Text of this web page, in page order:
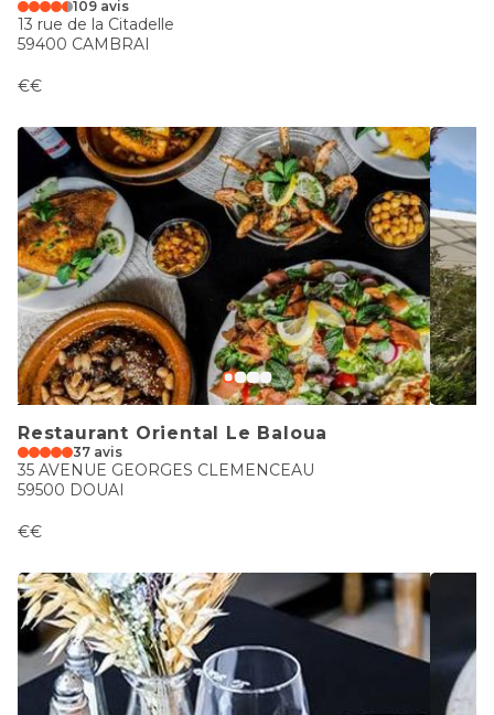
109 avis
13 rue de la Citadelle
59400 CAMBRAI
€€
Restaurant Oriental Le Baloua
37 avis
35 AVENUE GEORGES CLEMENCEAU
59500 DOUAI
€€